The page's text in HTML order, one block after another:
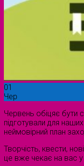
01
Чер
Червень обіцяє бути
підготували для наших
неймовірний план
Творчість, квести,
це вже чекає на вас у